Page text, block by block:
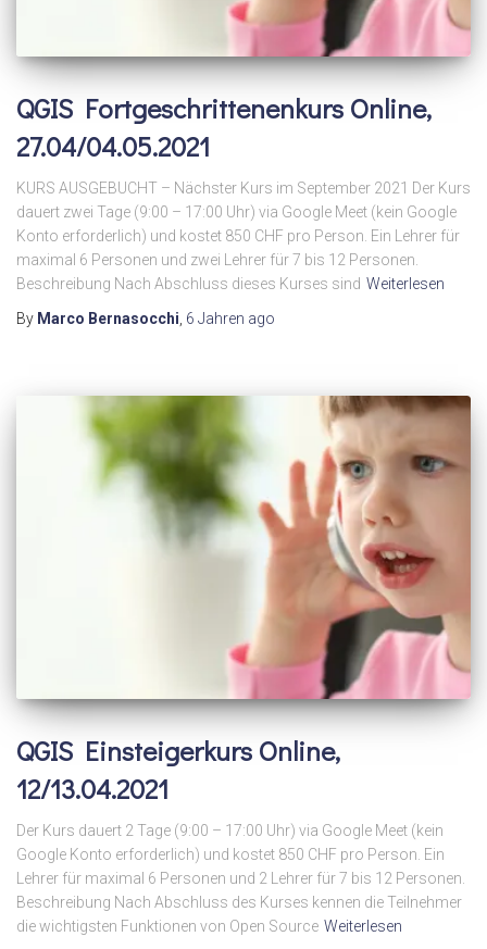
QGIS Fortgeschrittenenkurs Online,
27.04/04.05.2021
KURS AUSGEBUCHT – Nächster Kurs im September 2021 Der Kurs
dauert zwei Tage (9:00 – 17:00 Uhr) via Google Meet (kein Google
Konto erforderlich) und kostet 850 CHF pro Person. Ein Lehrer für
maximal 6 Personen und zwei Lehrer für 7 bis 12 Personen.
Beschreibung Nach Abschluss dieses Kurses sind Weiterlesen
By Marco Bernasocchi 6 Jahren ago
QGIS Einsteigerkurs Online,
12/13.04.2021
Der Kurs dauert 2 Tage (9:00 – 17:00 Uhr) via Google Meet (kein
Google Konto erforderlich) und kostet 850 CHF pro Person. Ein
Lehrer für maximal 6 Personen und 2 Lehrer für 7 bis 12 Personen.
Beschreibung Nach Abschluss des Kurses kennen die Teilnehmer
die wichtigsten Funktionen von Open Source Weiterlesen